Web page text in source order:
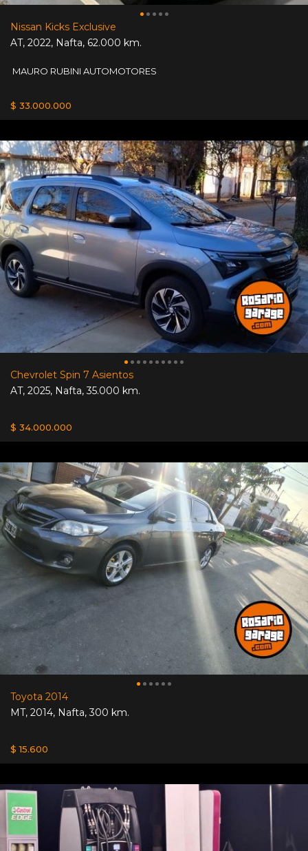
Nissan Kicks Exclusive
AT, 2022, Nafta, 62.000 km.
MAURO RUBINI AUTOMOTORES
$ 33.000.000
Chevrolet Spin 7 Asientos
AT, 2025, Nafta,35.000 km.
$ 34.000.000
Toyota 2014
MT, 2014, Nafta,300 km.
$ 15.600